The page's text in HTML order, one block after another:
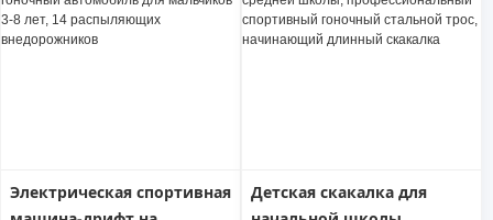
креативный сборный
гоночный автомобиль,
гоночный горный
велосипед
Электрическая спортивная
Детская скакалка для